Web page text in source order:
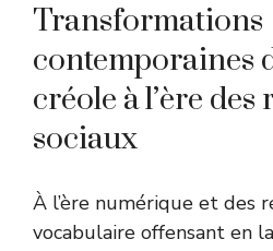
Transformations
contemporaines
créole à l’ère des
sociaux
À l’ère numérique et des
vocabulaire offensant en